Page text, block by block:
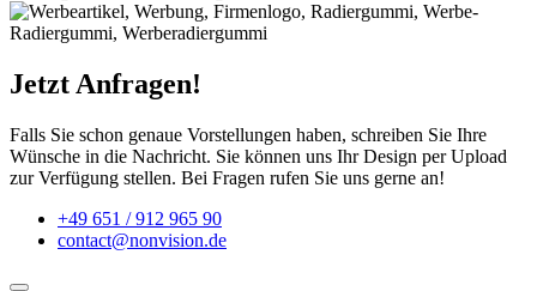
Jetzt Anfragen!
Falls Sie schon genaue Vorstellungen haben, schreiben Sie Ihre
Wünsche in die Nachricht. Sie können uns Ihr Design per Upload
zur Verfügung stellen. Bei Fragen rufen Sie uns gerne an!
+49 651 / 912 965 90
contact@nonvision.de